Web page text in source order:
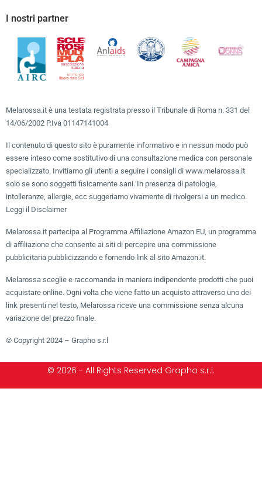
I nostri partner
Melarossa.it è una testata registrata presso il Tribunale di Roma n. 331 del
14/06/2002 P.Iva 01147141004
Il contenuto di questo sito è puramente informativo e in nessun modo può
essere inteso come sostitutivo di una consultazione medica con personale
specializzato. Invitiamo gli utenti a seguire i consigli di www.melarossa.it
solo se sono soggetti fisicamente sani. In presenza di patologie,
intolleranze, allergie, ecc suggeriamo vivamente di rivolgersi a un medico.
Leggi il Disclaimer
Melarossa.it partecipa al Programma Affiliazione Amazon EU, un programma
di affiliazione che consente ai siti di percepire una commissione
pubblicitaria pubblicizzando e fornendo link al sito Amazon.it.
Melarossa sceglie e raccomanda in maniera indipendente prodotti che puoi
acquistare online. Ogni volta che viene fatto un acquisto attraverso uno dei
link presenti nel testo, Melarossa riceve una commissione senza alcuna
variazione del prezzo finale.
© Copyright 2024 – Grapho s.r.l
© 2026 - All Rights Reserved Grapho s.r.l.